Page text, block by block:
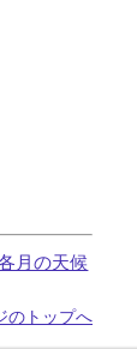
月の天候
のトップへ